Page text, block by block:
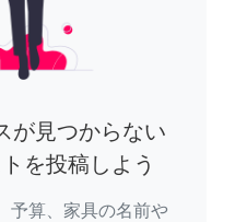
が見つからない
を投稿しよう
予算、家具の名前や